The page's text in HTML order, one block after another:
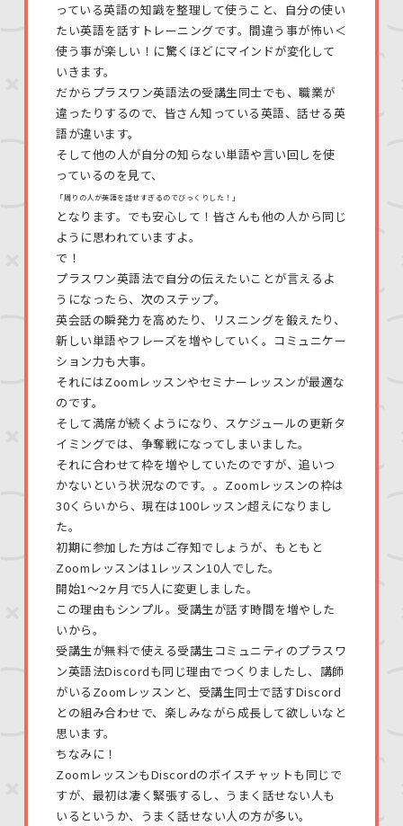
っている英語の知識を整理して使うこと、自分の使い
たい英語を話すトレーニングです。間違う事が怖い＜
使う事が楽しい！に驚くほどにマインドが変化して
いきます。
だからプラスワン英語法の受講生同士でも、職業が
違ったりするので、皆さん知っている英語、話せる英
語が違います。
そして他の人が自分の知らない単語や言い回しを使
っているのを見て、
「周りの人が英語を話せすぎるのでびっくりした！」
となります。でも安心して！皆さんも他の人から同じ
ように思われていますよ。
で！
プラスワン英語法で自分の伝えたいことが言えるよ
うになったら、次のステップ。
英会話の瞬発力を高めたり、リスニングを鍛えたり、
新しい単語やフレーズを増やしていく。コミュニケー
ション力も大事。
それにはZoomレッスンやセミナーレッスンが最適な
のです。
そして満席が続くようになり、スケジュールの更新タ
イミングでは、争奪戦になってしまいました。
それに合わせて枠を増やしていたのですが、追いつ
かないという状況なのです。。Zoomレッスンの枠は
30くらいから、現在は100レッスン超えになりまし
た。
初期に参加した方はご存知でしょうが、もともと
Zoomレッスンは1レッスン10人でした。
開始1〜2ヶ月で5人に変更しました。
この理由もシンプル。受講生が話す時間を増やした
いから。
受講生が無料で使える受講生コミュニティのプラスワ
ン英語法Discordも同じ理由でつくりましたし、講師
がいるZoomレッスンと、受講生同士で話すDiscord
との組み合わせで、楽しみながら成長して欲しいなと
思います。
ちなみに！
ZoomレッスンもDiscordのボイスチャットも同じで
すが、最初は凄く緊張するし、うまく話せない人も
いるというか、うまく話せない人の方が多い。